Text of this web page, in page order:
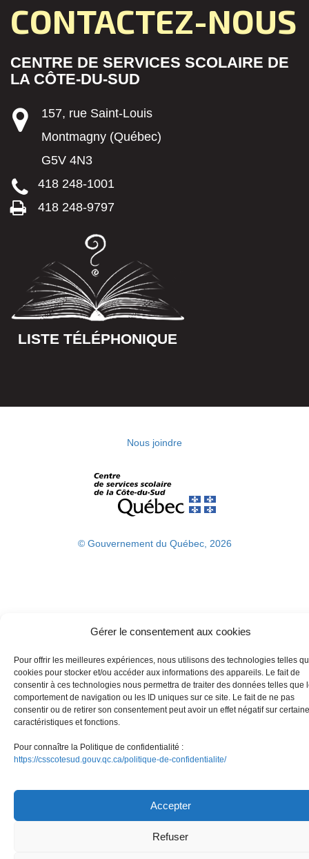
Gérer le consentement aux cookies
Pour offrir les meilleures expériences, nous utilisons des technologies telles
cookies pour stocker et/ou accéder aux informations des appareils. Le fait de
consentir à ces technologies nous permettra de traiter des données telles que
comportement de navigation ou les ID uniques sur ce site. Le fait de ne pas
consentir ou de retirer son consentement peut avoir un effet négatif sur
caractéristiques et fonctions.
Pour connaître la Politique de confidentialité :
https://csscotesud.gouv.qc.ca/politique-de-confidentialite/
Accepter
Refuser
CONTACTEZ-NOUS
CENTRE DE SERVICES SCOLAIRE DE
LA CÔTE-DU-SUD
157, rue Saint-Louis
Montmagny (Québec)
G5V 4N3
418 248-1001
418 248-9797
LISTE TÉLÉPHONIQUE
Nous joindre
© Gouvernement du Québec, 2026